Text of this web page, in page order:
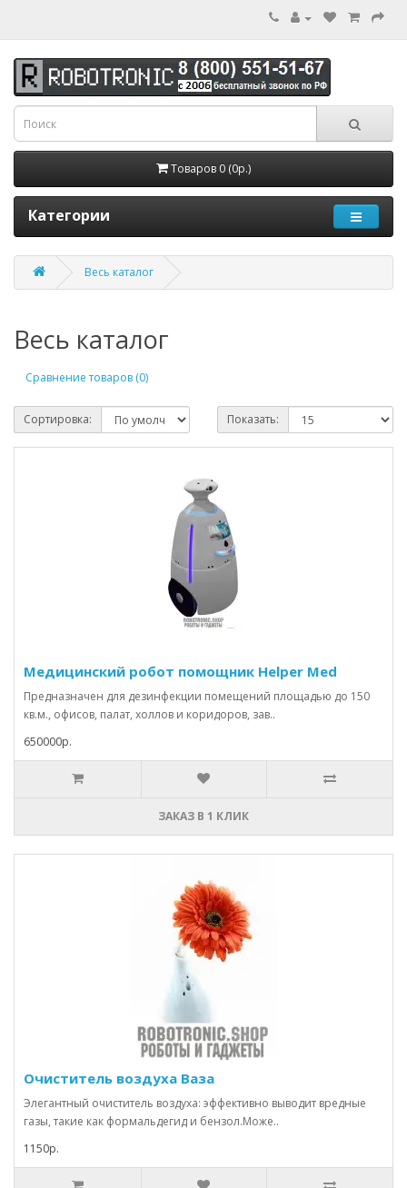
Товаров 0 (0р.)
Категории
Весь каталог
Весь каталог
Сравнение товаров (0)
Сортировка: Показать:
Медицинский робот помощник Helper Med
Предназначен для дезинфекции помещений площадью до 150
кв.м., офисов, палат, холлов и коридоров, зав..
650000р.
ЗАКАЗ В 1 КЛИК
Очиститель воздуха Ваза
Элегантный очиститель воздуха: эффективно выводит вредные
газы, такие как формальдегид и бензол.Може..
1150р.